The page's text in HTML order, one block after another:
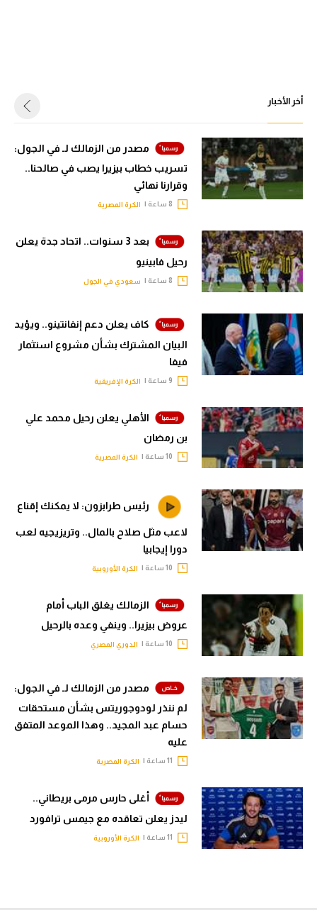
أخر الأخبار
مصدر من الزمالك لـ في الجول:
تسريب خطاب بيزيرا يصب في صالحنا..
وقرارنا نهائي
الكرة المصرية
بعد 3 سنوات.. اتحاد جدة يعلن
رحيل فابينيو
سعودي في الجول
كاف يعلن دعم إنفانتينو.. ويؤيد
البيان المشترك بشأن مشروع استثمار
فيفا
الكرة الإفريقية
الأهلي يعلن رحيل محمد علي
بن رمضان
الكرة المصرية
رئيس طرابزون: لا يمكنك إقناع
لاعب مثل صلاح بالمال.. وتريزيجيه لعب
دورا إيجابيا
الكرة الأوروبية
الزمالك يغلق الباب أمام
عروض بيزيرا.. وينفي وعده بالرحيل
الدوري المصري
مصدر من الزمالك لـ في الجول:
لم ننذر لودوجوريتس بشأن مستحقات
حسام عبد المجيد.. وهذا الموعد المتفق
عليه
الكرة المصرية
أغلى حارس مرمى بريطاني..
ليدز يعلن تعاقده مع جيمس ترافورد
الكرة الأوروبية